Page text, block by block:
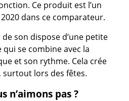
Ce produit est l’un
dans ce comparateur.
son dispose d’une petite
qui se combine avec la
et son rythme. Cela crée
surtout lors des fêtes.
n’aimons pas ?